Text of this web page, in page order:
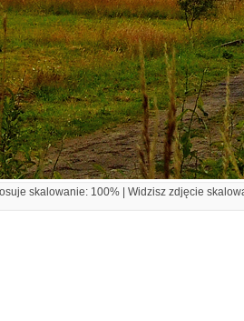
skalowanie: 100% | Widzisz zdjęcie